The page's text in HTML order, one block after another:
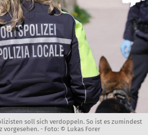
soll sich verdoppeln. So ist es zumindest
vorgesehen. - Foto: © Lukas Forer